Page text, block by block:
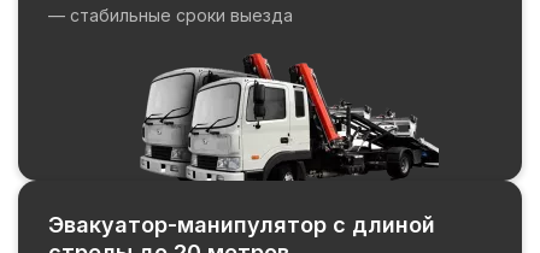
— стабильные сроки выезда
Эвакуатор-манипулятор с длиной